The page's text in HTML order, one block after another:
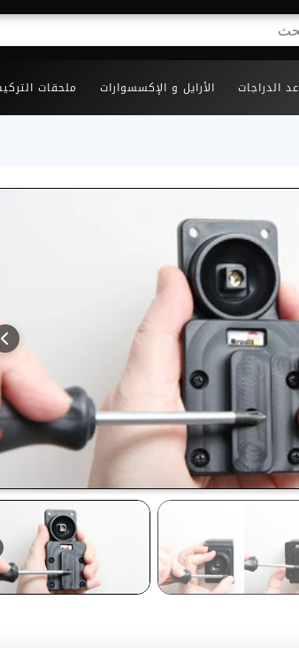
الدراجات الأرايل و الإكسسوارات ملحقات